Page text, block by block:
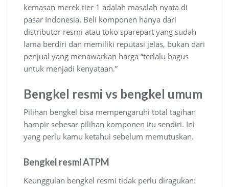
kemasan merek tier 1 adalah masalah nyata di
pasar Indonesia. Beli komponen hanya dari
distributor resmi atau toko sparepart yang sudah
lama berdiri dan memiliki reputasi jelas, bukan dari
penjual yang menawarkan harga “terlalu bagus
untuk menjadi kenyataan.”
Bengkel resmi vs bengkel umum
Pilihan bengkel bisa mempengaruhi total tagihan
hampir sebesar pilihan komponen itu sendiri. Ini
yang perlu kamu ketahui sebelum memutuskan.
Bengkel resmi ATPM
Keunggulan bengkel resmi tidak perlu diragukan: